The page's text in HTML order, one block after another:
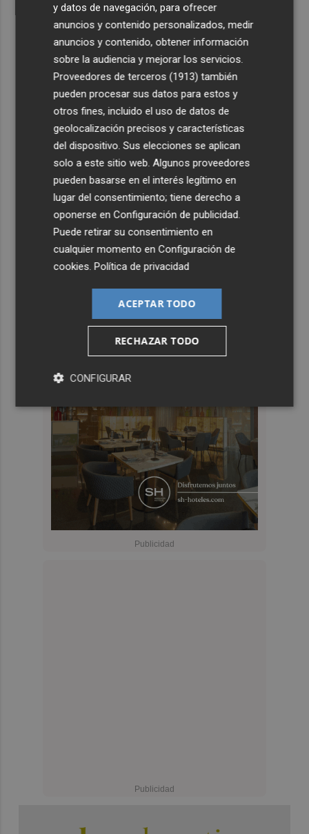
y datos de navegación, para ofrecer
anuncios y contenido personalizados, medir
anuncios y contenido, obtener información
sobre la audiencia y mejorar los servicios.
Proveedores de terceros (1913) también
pueden procesar sus datos para estos y
otros fines, incluido el uso de datos de
geolocalización precisos y características
del dispositivo. Sus elecciones se aplican
solo a este sitio web. Algunos proveedores
pueden basarse en el interés legítimo en
lugar del consentimiento; tiene derecho a
oponerse enConfiguración de publicidad.
Puede retirar su consentimiento en
cualquier momento enConfiguración de
cookies.Política de privacidad
ACEPTAR TODO
RECHAZAR TODO
CONFIGURAR